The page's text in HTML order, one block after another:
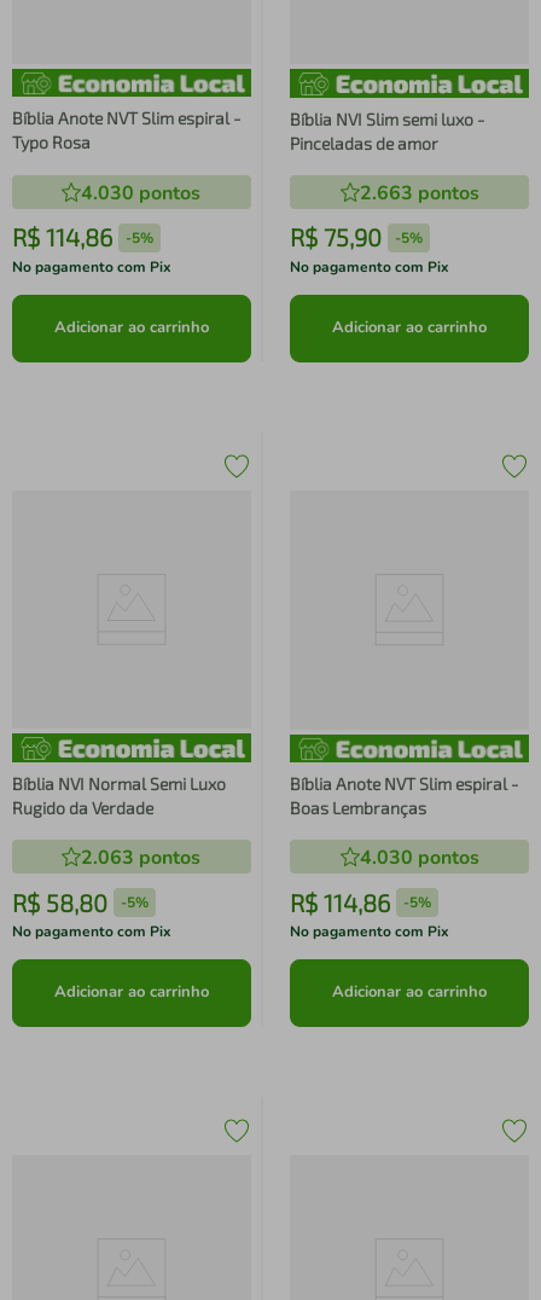
Bíblia Anote NVT Slim espiral -
Typo Rosa
4.030 pontos
R$ 114,86 -5%
No pagamento com Pix
Adicionar ao carrinho
Bíblia NVI Slim semi luxo -
Pinceladas de amor
2.663 pontos
R$ 75,90 -5%
No pagamento com Pix
Adicionar ao carrinho
Bíblia NVI Normal Semi Luxo
Rugido da Verdade
2.063 pontos
R$ 58,80 -5%
No pagamento com Pix
Adicionar ao carrinho
Bíblia Anote NVT Slim espiral -
Boas Lembranças
4.030 pontos
R$ 114,86 -5%
No pagamento com Pix
Adicionar ao carrinho